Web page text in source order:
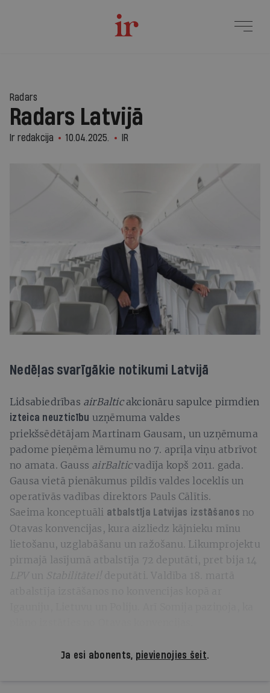
Radars
Radars Latvijā
Ir redakcija 10.04.2025. IR
Nedēļas svarīgākie notikumi Latvijā
Lidsabiedrības airBaltic akcionāru sapulce pirmdien
izteica neuzticību uzņēmuma valdes
priekšsēdētājam Martinam Gausam, un uzņēmuma
padome pieņēma lēmumu no 7. aprīļa viņu atbrīvot
no amata. Gauss airBalticvadīja kopš 2011. gada.
Gausa vietā pienākumus pildīs valdes loceklis un
operatīvās vadības direktors Pauls Cālītis.
Saeima konceptuāli atbalstīja Latvijas izstāšanos no
Otavas konvencijas, kura aizliedz kājnieku mīnu
lietošanu, uzglabāšanu un ražošanu. Likumprojektu
pirmajā lasījumā atbalstīja 72 deputāti, pret bija 14
LPV
un Stabilitātei! deputāti. Valdība 18. martā
Ja esi abonents, pievienojies šeit.